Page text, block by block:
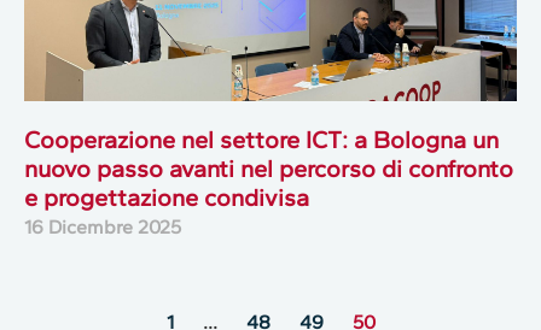
Cooperazione nel settore ICT: a Bologna un
nuovo passo avanti nel percorso di confronto
e progettazione condivisa
16 Dicembre 2025
1 … 48 49 50